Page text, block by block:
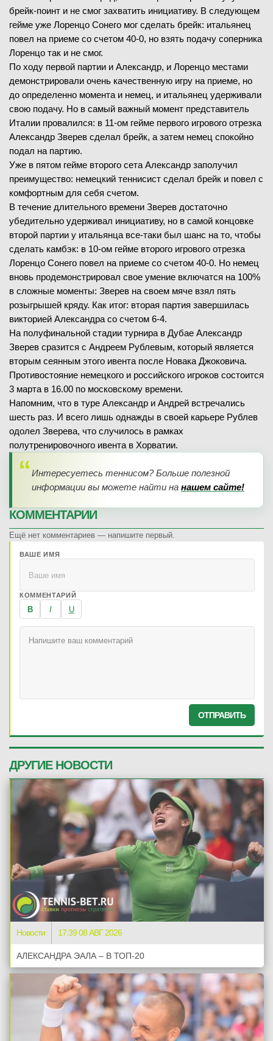
брейк-поинт и не смог захватить инициативу. В следующем
гейме уже Лоренцо Сонего мог сделать брейк: итальянец
повел на приеме со счетом 40-0, но взять подачу соперника
Лоренцо так и не смог.
По ходу первой партии и Александр, и Лоренцо местами
демонстрировали очень качественную игру на приеме, но
до определенно момента и немец, и итальянец удерживали
свою подачу. Но в самый важный момент представитель
Италии провалился: в 11-ом гейме первого игрового отрезка
Александр Зверев сделал брейк, а затем немец спокойно
подал на партию.
Уже в пятом гейме второго сета Александр заполучил
преимущество: немецкий теннисист сделал брейк и повел с
комфортным для себя счетом.
В течение длительного времени Зверев достаточно
убедительно удерживал инициативу, но в самой концовке
второй партии у итальянца все-таки был шанс на то, чтобы
сделать камбэк: в 10-ом гейме второго игрового отрезка
Лоренцо Сонего повел на приеме со счетом 40-0. Но немец
вновь продемонстрировал свое умение включатся на 100%
в сложные моменты: Зверев на своем мяче взял пять
розыгрышей кряду. Как итог: вторая партия завершилась
викторией Александра со счетом 6-4.
На полуфинальной стадии турнира в Дубае Александр
Зверев сразится с Андреем Рублевым, который является
вторым сеянным этого ивента после Новака Джоковича.
Противостояние немецкого и российского игроков состоится
3 марта в 16.00 по московскому времени.
Напомним, что в туре Александр и Андрей встречались
шесть раз. И всего лишь однажды в своей карьере Рублев
одолел Зверева, что случилось в рамках
полутренировочного ивента в Хорватии.
Интересуетесь теннисом? Больше полезной
информации вы можете найти на нашем сайте!
КОММЕНТАРИИ
Ещё нет комментариев — напишите первый.
ВАШЕ ИМЯ
КОММЕНТАРИЙ
B I U
ОТПРАВИТЬ
ДРУГИЕ НОВОСТИ
Новости 17:39 08 АВГ 2026
АЛЕКСАНДРА ЭАЛА – В ТОП-20